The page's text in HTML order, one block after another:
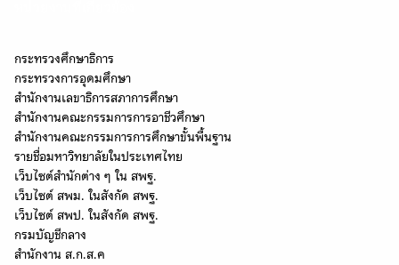
กระทรวงศึกษาธิการ
กระทรวงการอุดมศึกษา
สำนักงานเลขาธิการสภาการศึกษา
สำนักงานคณะกรรมการการอาชีวศึกษา
สำนักงานคณะกรรมการการศึกษาขั้นพื้นฐาน
รายชื่อมหาวิทยาลัยในประเทศไทย
เว็บไซต์สำนักต่าง ๆ ใน สพฐ.
เว็บไซต์ สพม. ในสังกัด สพฐ.
เว็บไซต์ สพป. ในสังกัด สพฐ.
กรมบัญชีกลาง
สำนักงาน ส.ก.ส.ค